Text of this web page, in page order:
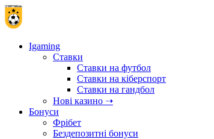
Igaming
Ставки
Ставки на футбол
Ставки на кіберспорт
Ставки на гандбол
Нові казино ➝
Бонуси
Фрібет
Бездепозитні бонуси